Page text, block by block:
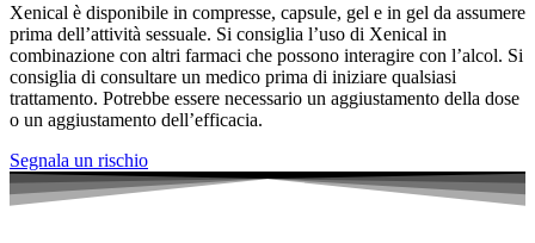
Xenical è disponibile in compresse, capsule, gel e in gel da assumere
prima dell’attività sessuale. Si consiglia l’uso di Xenical in
combinazione con altri farmaci che possono interagire con l’alcol. Si
consiglia di consultare un medico prima di iniziare qualsiasi
trattamento. Potrebbe essere necessario un aggiustamento della dose
o un aggiustamento dell’efficacia.
Segnala un rischio